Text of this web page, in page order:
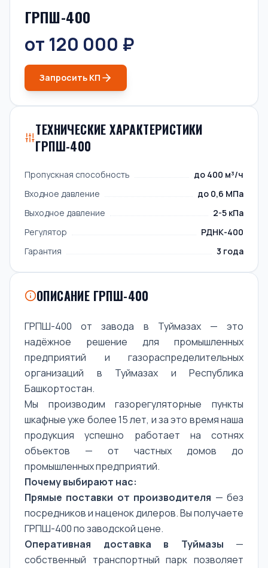
ГРПШ-400
от 120 000 ₽
Запросить КП
ТЕХНИЧЕСКИЕ ХАРАКТЕРИСТИКИ
ГРПШ-400
Пропускная способность
до 400 м³/ч
Входное давление
до 0,6 МПа
Выходное давление
2-5 кПа
Регулятор
РДНК-400
Гарантия
3 года
ОПИСАНИЕ ГРПШ-400
ГРПШ-400 от завода в Туймазах — это
надёжное решение для промышленных
предприятий и газораспределительных
организаций в Туймазах и Республика
Башкортостан.
Мы производим газорегуляторные пункты
шкафные уже более 15 лет, и за это время наша
продукция успешно работает на сотнях
объектов — от частных домов до
промышленных предприятий.
Почему выбирают нас:
Прямые поставки от производителя — без
посредников и наценок дилеров. Вы получаете
ГРПШ-400 по заводской цене.
Оперативная доставка в Туймазы —
собственный транспортный парк позволяет